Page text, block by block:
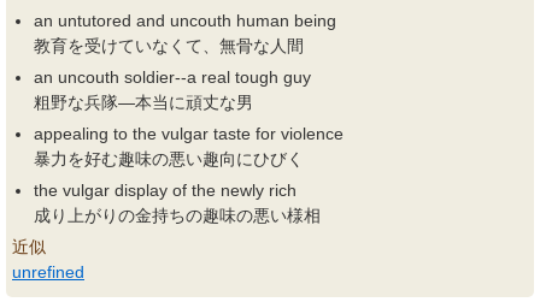
an untutored and uncouth human being
教育を受けていなくて、無骨な人間
an uncouth soldier--a real tough guy
粗野な兵隊―本当に頑丈な男
appealing to the vulgar taste for violence
暴力を好む趣味の悪い趣向にひびく
the vulgar display of the newly rich
成り上がりの金持ちの趣味の悪い様相
近似
unrefined